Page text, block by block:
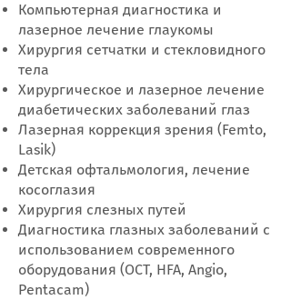
Компьютерная диагностика и
лазерное лечение глаукомы
Хирургия сетчатки и стекловидного
тела
Хирургическое и лазерное лечение
диабетических заболеваний глаз
Лазерная коррекция зрения (Femto,
Lasik)
Детская офтальмология, лечение
косоглазия
Хирургия слезных путей
Диагностика глазных заболеваний с
использованием современного
оборудования (OCT, HFA, Angio,
Pentacam)